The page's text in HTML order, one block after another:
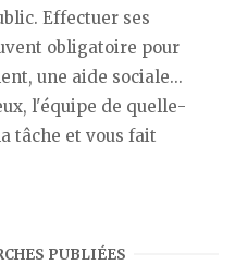
Effectuer ses
obligatoire pour
une aide sociale...
l'équipe de quelle-
tâche et vous fait
PUBLIÉES